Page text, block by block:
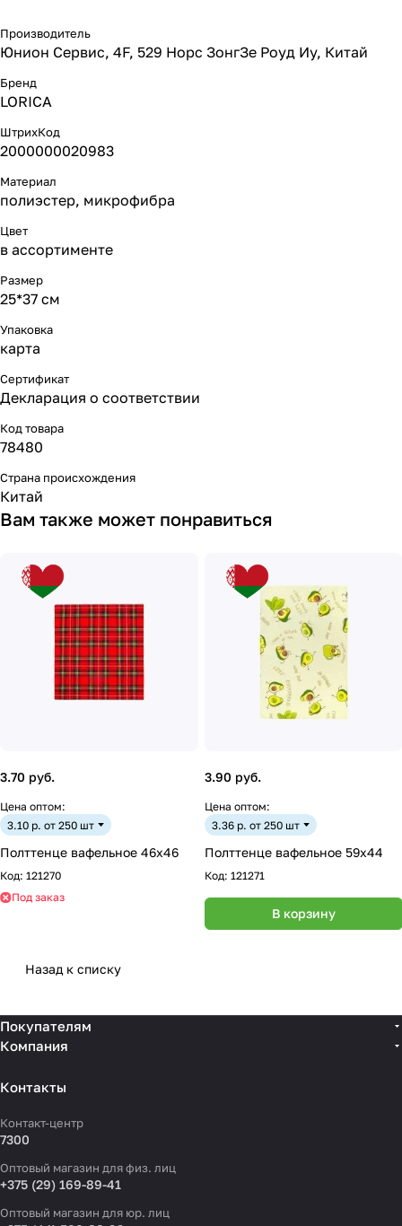
Производитель
Юнион Сервис, 4F, 529 Норс ЗонгЗе Роуд Иу, Китай
Бренд
LORICA
ШтрихКод
2000000020983
Материал
полиэстер, микрофибра
Цвет
в ассортименте
Размер
25*37 см
Упаковка
карта
Сертификат
Декларация о соответствии
Код товара
78480
Страна происхождения
Китай
Вам также может понравиться
3.70 руб.
Цена оптом:
3.10 р. от 250 шт
Полттенце вафельное 46х46
Код: 121270
Под заказ
3.90 руб.
Цена оптом:
3.36 р. от 250 шт
Полттенце вафельное 59х44
Код: 121271
В корзину
Назад к списку
Покупателям
Компания
Контакты
Контакт-центр
7300
Оптовый магазин для физ. лиц
+375 (29) 169-89-41
Оптовый магазин для юр. лиц